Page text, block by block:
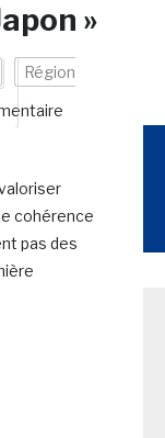
»
Région
cohérence
pas des